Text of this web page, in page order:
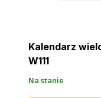
Kalendarz
W111
Na stanie